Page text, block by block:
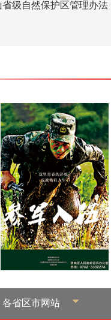
各省区市网站